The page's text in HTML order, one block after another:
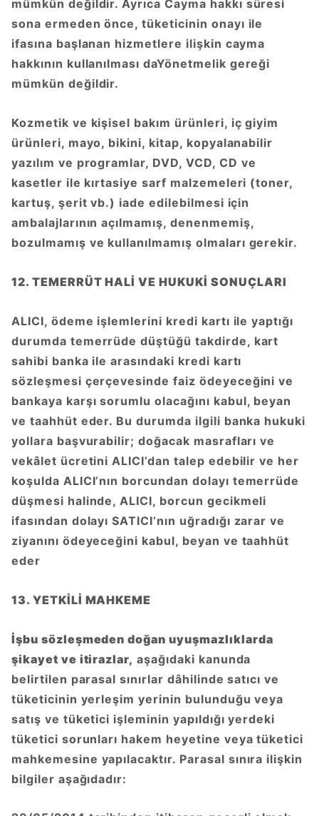
mümkün değildir. Ayrıca Cayma hakkı süresi
sona ermeden önce, tüketicinin onayı ile
ifasına başlanan hizmetlere ilişkin cayma
hakkının kullanılması daYönetmelik gereği
mümkün değildir.
Kozmetik ve kişisel bakım ürünleri, iç giyim
ürünleri, mayo, bikini, kitap, kopyalanabilir
yazılım ve programlar, DVD, VCD, CD ve
kasetler ile kırtasiye sarf malzemeleri (toner,
kartuş, şerit vb.) iade edilebilmesi için
ambalajlarının açılmamış, denenmemiş,
bozulmamış ve kullanılmamış olmaları gerekir.
12. TEMERRÜT HALİ VE HUKUKİ SONUÇLARI
ALICI, ödeme işlemlerini kredi kartı ile yaptığı
durumda temerrüde düştüğü takdirde, kart
sahibi banka ile arasındaki kredi kartı
sözleşmesi çerçevesinde faiz ödeyeceğini ve
bankaya karşı sorumlu olacağını kabul, beyan
ve taahhüt eder. Bu durumda ilgili banka hukuki
yollara başvurabilir; doğacak masrafları ve
vekâlet ücretini ALICI’dan talep edebilir ve her
koşulda ALICI’nın borcundan dolayı temerrüde
düşmesi halinde, ALICI, borcun gecikmeli
ifasından dolayı SATICI’nın uğradığı zarar ve
ziyanını ödeyeceğini kabul, beyan ve taahhüt
eder
13. YETKİLİ MAHKEME
İşbu sözleşmeden doğan uyuşmazlıklarda
şikayet ve itirazlar, aşağıdaki kanunda
belirtilen parasal sınırlar dâhilinde satıcı ve
tüketicinin yerleşim yerinin bulunduğu veya
satış ve tüketici işleminin yapıldığı yerdeki
tüketici sorunları hakem heyetine veya tüketici
mahkemesine yapılacaktır. Parasal sınıra ilişkin
bilgiler aşağıdadır: